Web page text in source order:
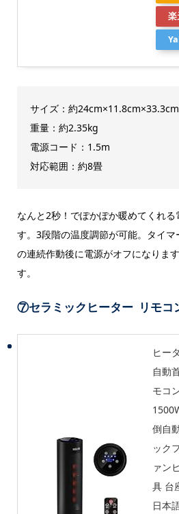
楽
サイズ：約24cm×11.8cm×33.3cm
重量：約2.35kg
電源コード：1.5m
対応範囲：約8畳
なんと2秒！でぽかぽか暖めてくれ
す。3段階の温度調節が可能。タイ
の連続作動後に電源がオフになりま
す。
⑦セラミックヒーター リモコ
ヒー
自動
モコ
倒自
ック
ァン
具 台
日本